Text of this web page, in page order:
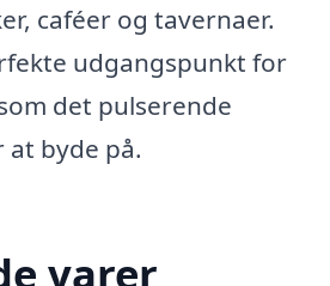
caféer og tavernaer.
udgangspunkt for
det pulserende
at byde på.
varer